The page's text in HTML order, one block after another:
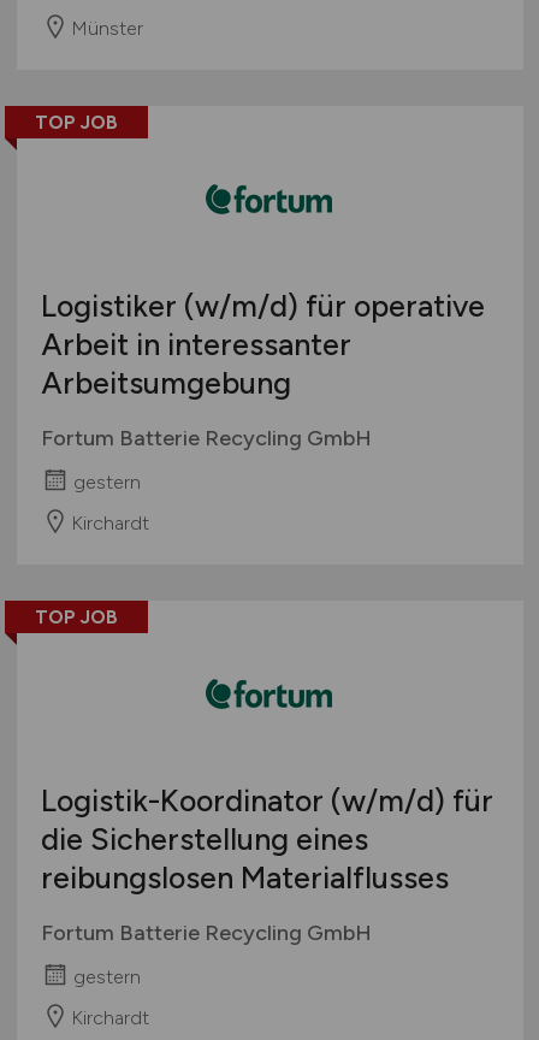
Münster
TOP JOB
Logistiker (w/m/d) für operative
Arbeit in interessanter
Arbeitsumgebung
Fortum Batterie Recycling GmbH
gestern
Kirchardt
TOP JOB
Logistik-Koordinator (w/m/d) für
die Sicherstellung eines
reibungslosen Materialflusses
Fortum Batterie Recycling GmbH
gestern
Kirchardt